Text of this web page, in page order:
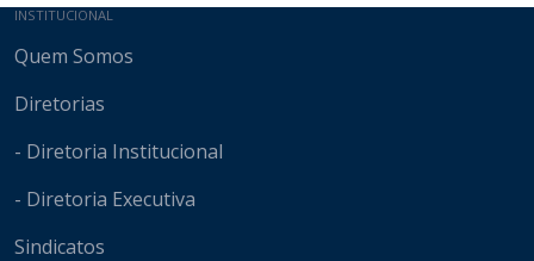
Mapa do site
INSTITUCIONAL
Quem Somos
Diretorias
- Diretoria Institucional
- Diretoria Executiva
Sindicatos